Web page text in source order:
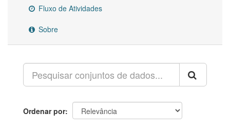
Fluxo de Atividades
Sobre
Ordenar por